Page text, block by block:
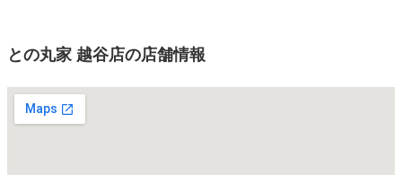
との丸家 越谷店の店舗情報